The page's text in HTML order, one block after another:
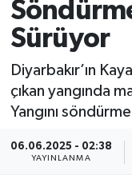
Sürüyor
Diyarbakır’ın
çıkan yangında
Yangını
06.06.2025 - 02:38
YAYINLANMA
Teknoloji
Sağlık
Tüm Manşetler
Son Dakika
Haber Arşivi